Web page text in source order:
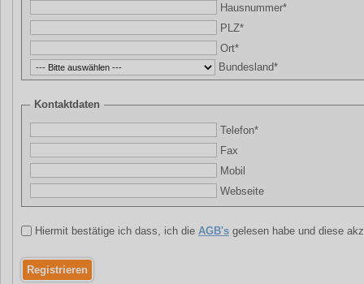
Hausnummer*
PLZ*
Ort*
Bundesland*
Kontaktdaten
Telefon*
Fax
Mobil
Webseite
Hiermit bestätige ich dass, ich die AGB's gelesen habe und diese